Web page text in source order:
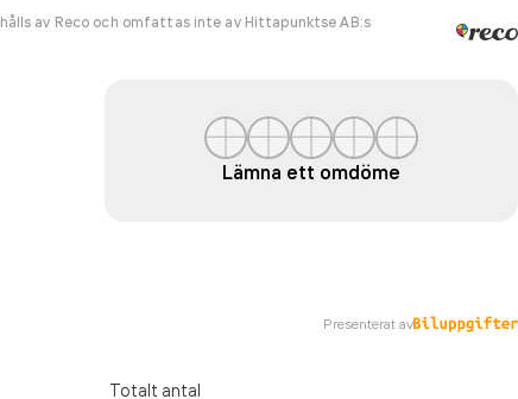
av Reco och omfattas inte av Hittapunktse AB:s
Lämna ett omdöme
Presenterat av
Totalt antal